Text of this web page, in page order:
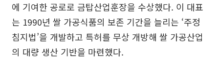
에 기여한 공로로 금탑산업훈장을 수상했다. 이 대표
는 1990년 쌀 가공식품의 보존 기간을 늘리는 ‘주정
침지법’을 개발하고 특허를 무상 개방해 쌀 가공산업
의 대량 생산 기반을 마련했다.